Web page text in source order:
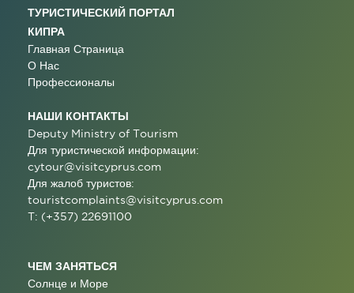
ТУРИСТИЧЕСКИЙ ПОРТАЛ
КИПРА
Главная Страница
О Нас
Профессионалы
НАШИ КОНТАКТЫ
Deputy Ministry of Tourism
Для туристической информации:
cytour@visitcyprus.com
Для жалоб туристов:
touristcomplaints@visitcyprus.com
T: (+357) 22691100
ЧЕМ ЗАНЯТЬСЯ
Солнце и Море